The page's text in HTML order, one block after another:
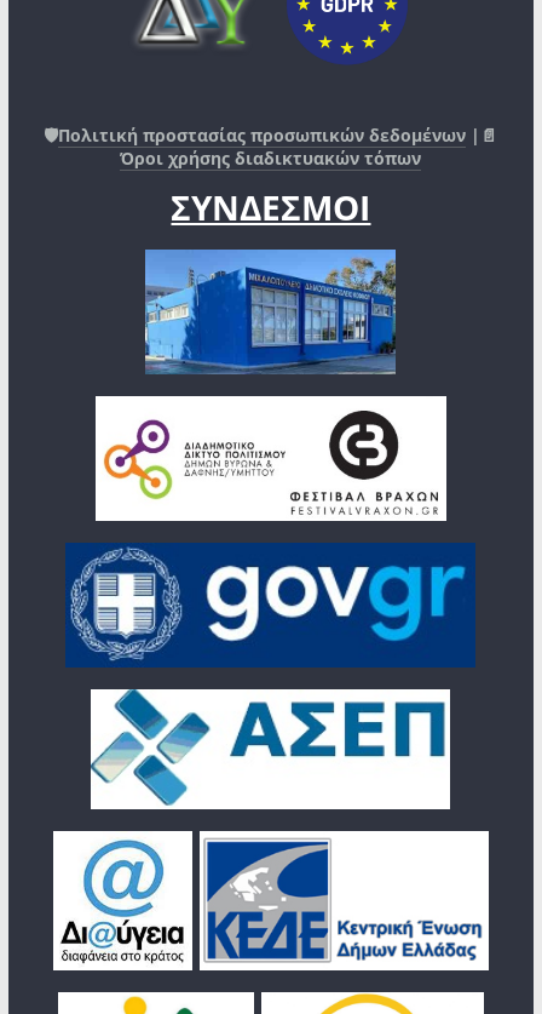
🛡️Πολιτική προστασίας προσωπικών δεδομένων |📄
Όροι χρήσης διαδικτυακών τόπων
ΣΥΝΔΕΣΜΟΙ